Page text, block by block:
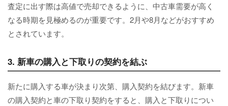
査定に出す際は高値で売却できるように、中古車需要が高く
なる時期を見極めるのが重要です。2月や8月などがおすすめ
とされています。
3. 新車の購入と下取りの契約を結ぶ
新たに購入する車が決まり次第、購入契約を結びます。新車
の購入契約と車の下取り契約をすると、購入と下取りについ